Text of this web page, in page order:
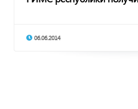
06.06.2014